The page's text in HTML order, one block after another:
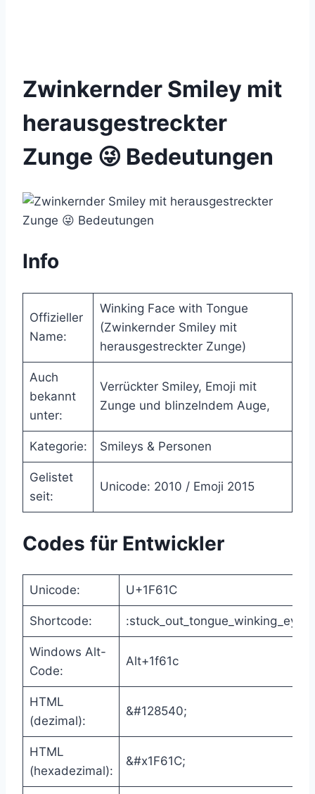
Zwinkernder Smiley mit
herausgestreckter
Zunge 😜 Bedeutungen
Info
Offizieller
Name:
Winking Face with Tongue
(Zwinkernder Smiley mit
herausgestreckter Zunge)
Auch
bekannt
unter:
Verrückter Smiley, Emoji mit
Zunge und blinzelndem Auge,
Kategorie: Smileys & Personen
Gelistet
seit:
Unicode: 2010 / Emoji 2015
Codes für Entwickler
Unicode: U+1F61C
Shortcode: :stuck_out_tongue_winking_eye:
Windows Alt-
Code:
Alt+1f61c
HTML
(dezimal):
&#128540;
HTML
(hexadezimal):
&#x1F61C;